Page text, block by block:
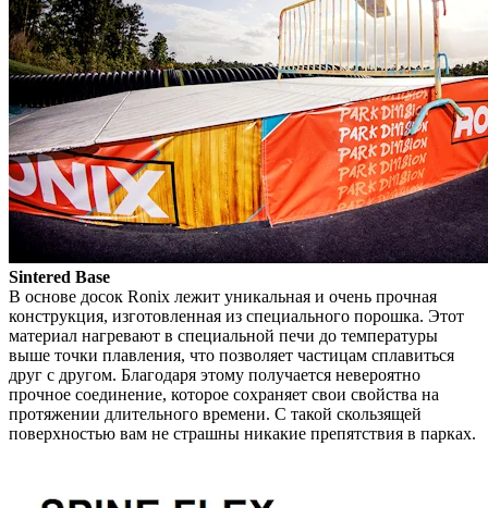
Sintered Base
В основе досок Ronix лежит уникальная и очень прочная
конструкция, изготовленная из специального порошка. Этот
материал нагревают в специальной печи до температуры
выше точки плавления, что позволяет частицам сплавиться
друг с другом. Благодаря этому получается невероятно
прочное соединение, которое сохраняет свои свойства на
протяжении длительного времени. С такой скользящей
поверхностью вам не страшны никакие препятствия в парках.